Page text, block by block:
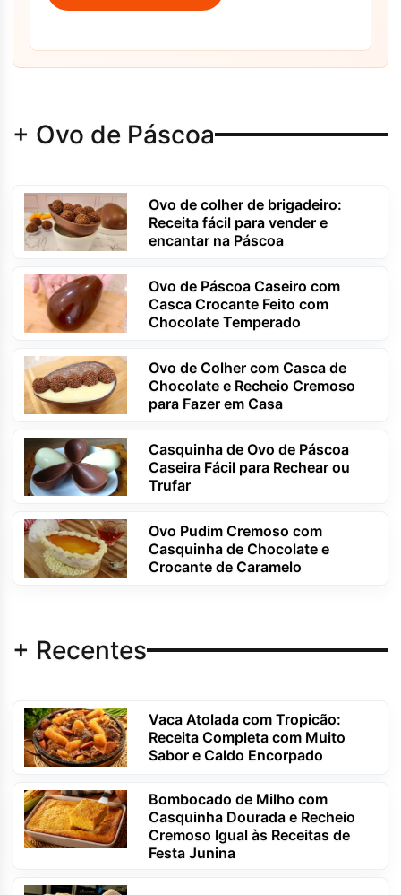
+ Ovo de Páscoa
Ovo de colher de brigadeiro:
Receita fácil para vender e
encantar na Páscoa
Ovo de Páscoa Caseiro com
Casca Crocante Feito com
Chocolate Temperado
Ovo de Colher com Casca de
Chocolate e Recheio Cremoso
para Fazer em Casa
Casquinha de Ovo de Páscoa
Caseira Fácil para Rechear ou
Trufar
Ovo Pudim Cremoso com
Casquinha de Chocolate e
Crocante de Caramelo
+ Recentes
Vaca Atolada com Tropicão:
Receita Completa com Muito
Sabor e Caldo Encorpado
Bombocado de Milho com
Casquinha Dourada e Recheio
Cremoso Igual às Receitas de
Festa Junina